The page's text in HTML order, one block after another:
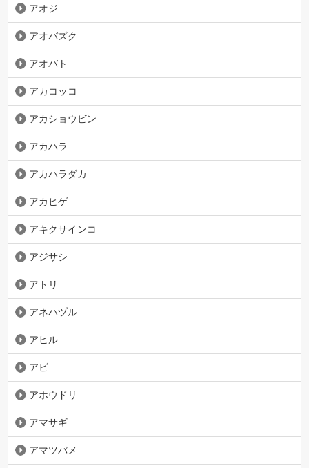
アオジ
アオバズク
アオバト
アカコッコ
アカショウビン
アカハラ
アカハラダカ
アカヒゲ
アキクサインコ
アジサシ
アトリ
アネハヅル
アヒル
アビ
アホウドリ
アマサギ
アマツバメ